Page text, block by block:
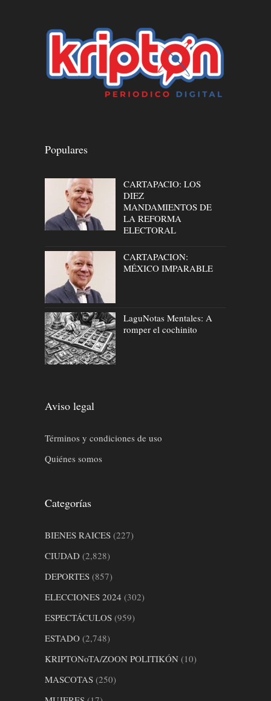
Populares
CARTAPACIO: LOS
DIEZ
MANDAMIENTOS DE
LA REFORMA
ELECTORAL
CARTAPACION:
MÉXICO IMPARABLE
LaguNotas Mentales: A
romper el cochinito
Aviso legal
Términos y condiciones de uso
Quiénes somos
Categorías
BIENES RAICES (227)
CIUDAD (2,828)
DEPORTES (857)
ELECCIONES 2024 (302)
ESPECTÁCULOS (959)
ESTADO (2,748)
KRIPTONoTA/ZOON POLITIKÓN (10)
MASCOTAS (250)